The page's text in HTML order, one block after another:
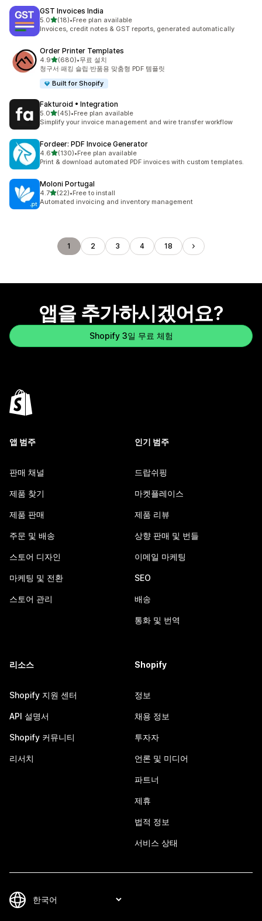
GST Invoices India
5.0별 5개 중
(18)
총 리뷰 18개
•Free plan available
Invoices, credit notes & GST reports, generated automatically
Order Printer Templates
4.9별 5개 중
(680)
총 리뷰 680개
•무료 설치
청구서·패킹 슬립·반품용 맞춤형 PDF 템플릿
Built for Shopify
Fakturoid • Integration
5.0별 5개 중
(45)
총 리뷰 45개
•Free plan available
Simplify your invoice management and wire transfer workflow
Fordeer: PDF Invoice Generator
4.6별 5개 중
(130)
총 리뷰 130개
•Free plan available
Print & download automated PDF invoices with custom templates.
Moloni Portugal
4.7별 5개 중
(22)
총 리뷰 22개
•Free to install
Automated invoicing and inventory management
1 2 3 4 18
앱을 추가하시겠어요?
Shopify 3일 무료 체험
앱 범주
판매 채널
제품 찾기
제품 판매
주문 및 배송
스토어 디자인
마케팅 및 전환
스토어 관리
인기 범주
드랍쉬핑
마켓플레이스
제품 리뷰
상향 판매 및 번들
이메일 마케팅
SEO
배송
통화 및 번역
리소스
Shopify 지원 센터
API 설명서
Shopify 커뮤니티
리서치
Shopify
정보
채용 정보
투자자
언론 및 미디어
파트너
제휴
법적 정보
서비스 상태